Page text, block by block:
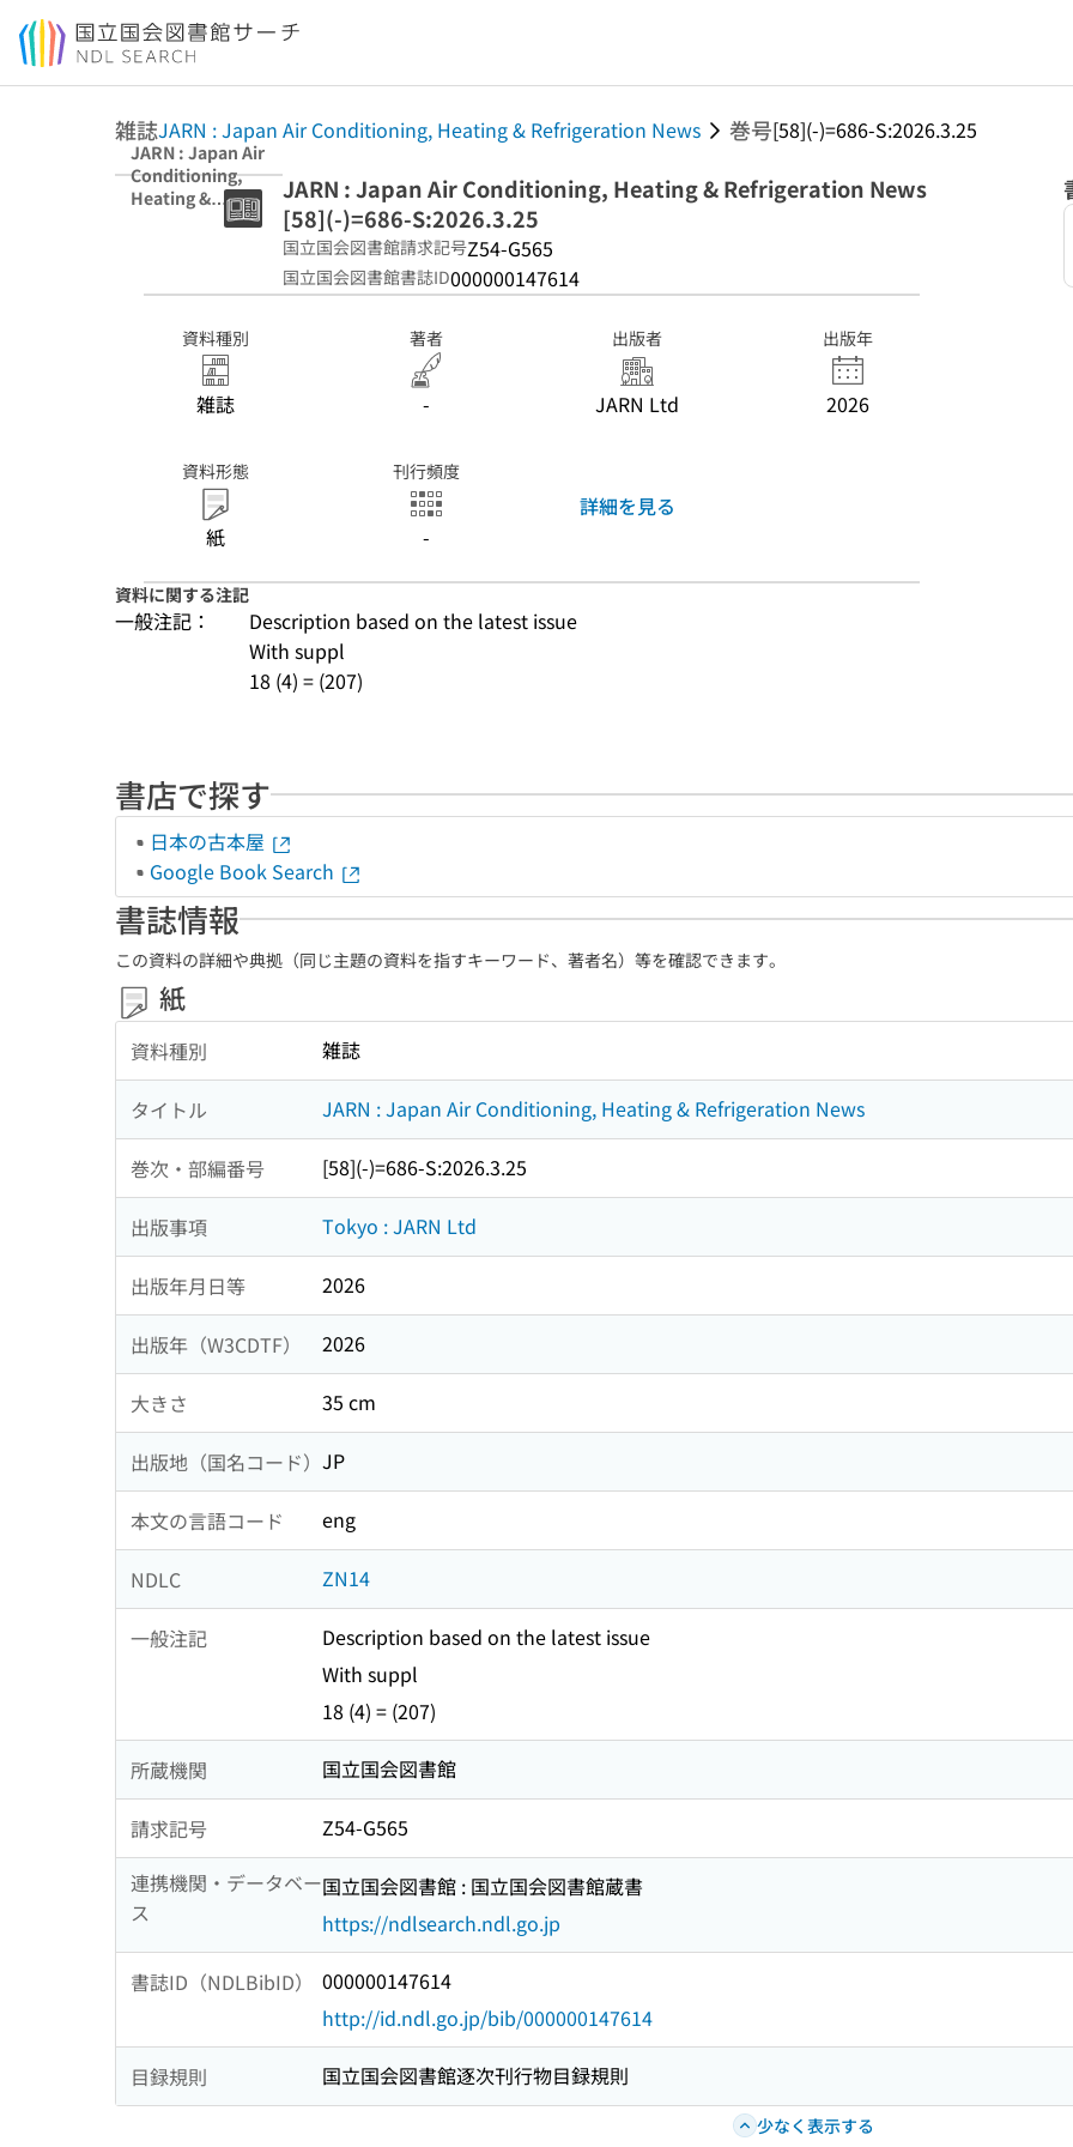
本文へ移動
雑誌JARN : Japan Air Conditioning, Heating & Refrigeration News 巻号[58](-)=686-S:2026.3.25
JARN : Japan Air
Conditioning,
Heating &
Refrigeration
S:2026.3.25
JARN : Japan Air Conditioning, Heating & Refrigeration News
[58](-)=686-S:2026.3.25
国立国会図書館請求記号Z54-G565
国立国会図書館書誌ID000000147614
資料種別
雑誌
著者
-
出版者
JARN Ltd
出版年
2026
資料形態
紙
刊行頻度
-
詳細を見る
資料に関する注記
一般注記：
Description based on the latest issue
With suppl
18 (4) = (207)
書店で探す
日本の古本屋
Google Book Search
書誌情報
この資料の詳細や典拠（同じ主題の資料を指すキーワード、著者名）等を確認できます。
紙
資料種別 雑誌
タイトル JARN : Japan Air Conditioning, Heating & Refrigeration News
巻次・部編番号 [58](-)=686-S:2026.3.25
出版事項 Tokyo : JARN Ltd
出版年月日等 2026
出版年（W3CDTF） 2026
大きさ 35 cm
出版地（国名コード） JP
本文の言語コード eng
NDLC ZN14
一般注記
Description based on the latest issue
With suppl
18 (4) = (207)
所蔵機関 国立国会図書館
請求記号
Z54-G565
連携機関・データベー
ス
国立国会図書館 : 国立国会図書館蔵書
https://ndlsearch.ndl.go.jp
書誌ID（NDLBibID）
000000147614
http://id.ndl.go.jp/bib/000000147614
目録規則 国立国会図書館逐次刊行物目録規則
少なく表示する